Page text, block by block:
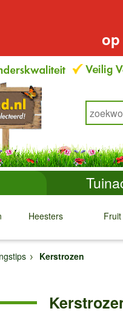
Heesters
↓
Fruit
↓
Kerstrozen